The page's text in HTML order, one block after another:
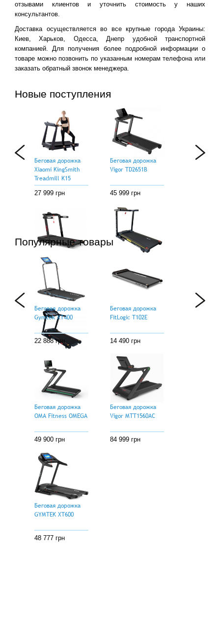
отзывами клиентов и уточнить стоимость у наших
консультантов.
Доставка осуществляется во все крупные города Украины:
Киев, Харьков, Одесса, Днепр удобной транспортной
компанией. Для получения более подробной информации о
товаре можно позвонить по указанным номерам телефона или
заказать обратный звонок менеджера.
Новые поступления
Беговая дорожка
Xiaomi KingSmith
Treadmill K15
27 999 грн
Беговая дорожка
Vigor TD2651B
45 999 грн
Беговая дорожка
Vigor K7500
30 999 грн
Besport BS-8420
COSMICRAY
EnergyFIT EF-F45
34 999 грн
Популярные товары
Беговая дорожка
Gymtek XT400
22 888 грн
Беговая дорожка
FitLogic T102E
14 490 грн
Беговая дорожка
OMA Fitness OMEGA
49 900 грн
Беговая дорожка
Vigor MTT1560AC
84 999 грн
Беговая дорожка
GYMTEK XT600
48 777 грн